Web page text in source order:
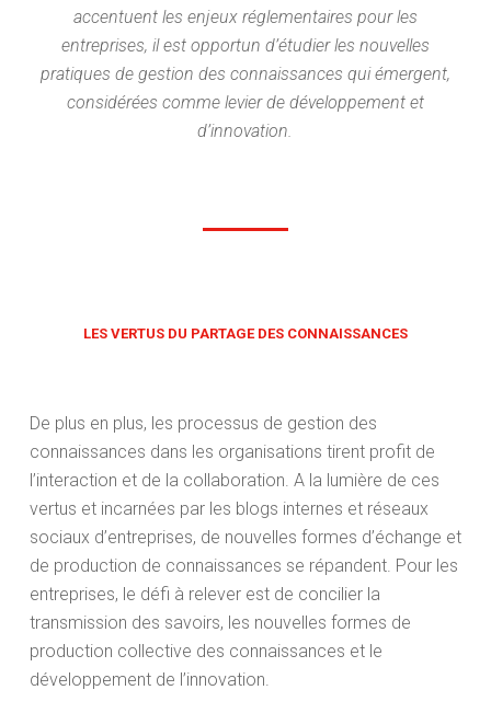
accentuent les enjeux réglementaires pour les
entreprises, il est opportun d’étudier les nouvelles
pratiques de gestion des connaissances qui émergent,
considérées comme levier de développement et
d’innovation.
LES VERTUS DU PARTAGE DES CONNAISSANCES
De plus en plus, les processus de gestion des
connaissances dans les organisations tirent profit de
l’interaction et de la collaboration. A la lumière de ces
vertus et incarnées par les blogs internes et réseaux
sociaux d’entreprises, de nouvelles formes d’échange et
de production de connaissances se répandent. Pour les
entreprises, le défi à relever est de concilier la
transmission des savoirs, les nouvelles formes de
production collective des connaissances et le
développement de l’innovation.